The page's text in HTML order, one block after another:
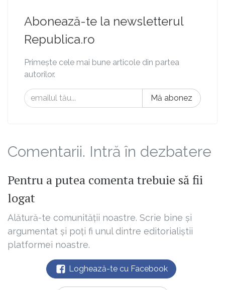
Abonează-te la newsletterul
Republica.ro
Primește cele mai bune articole din partea
autorilor.
Mă abonez
Comentarii. Intră în dezbatere
Pentru a putea comenta trebuie să fii
logat
Alătură-te comunității noastre. Scrie bine și
argumentat și poți fi unul dintre editorialiștii
platformei noastre.
Loghează-te cu Facebook